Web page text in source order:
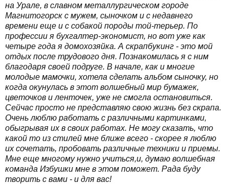
на Урале, в славном металлургическом городе
Магнитогорск с мужем, сыночком и с недавнего
времени еще и с собакой породы той-терьер. По
профессии я бухгалтер-экономист, но вот уже как
четыре года я домохозяйка. А скрапбукинг - это мой
отдых после трудового дня. Познакомилась я с ним
благодаря своей подруге. В начале, как и многие
молодые мамочки, хотела сделать альбом сыночку, но
когда окунулась в этот волшебный мир бумажек,
цветочков и ленточек, уже не смогла остановиться.
Сейчас просто не представляю свою жизнь без скрапа.
Очень люблю работать с различными картинками,
обыгрывая их в своих работах. Не могу сказать, что
какой то из стилей мне ближе всего - скорее я люблю
их сочетать, пробовать различные техники и приемы.
Мне еще многому нужно учиться,и, думаю волшебная
команда Избушки мне в этом поможет. Рада буду
творить с вами - и для вас!